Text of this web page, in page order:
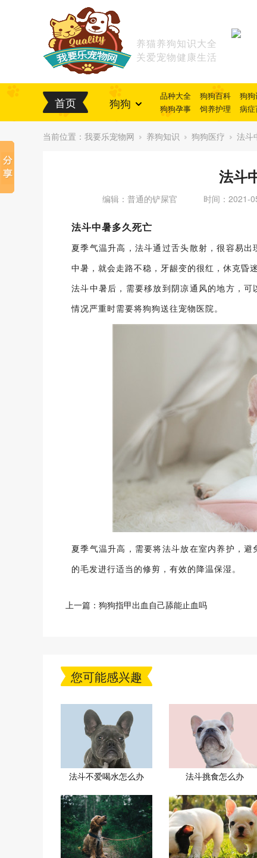
养猫养狗知识大全
关爱宠物健康生活
首页 狗狗 品种大全 狗狗百科 狗狗
狗狗孕事
饲养护理 病
当前位置： 我要乐宠物网 养狗知识 狗狗医疗 法斗
法斗
编辑：普通的铲屎官 时间：2021-
法斗中暑多久死亡
夏季气温升高，法斗通过舌头散射，很容易
中暑，就会走路不稳，牙龈变的很红，休克昏迷
法斗中暑后，需要移放到阴凉通风的地方，可
情况严重时需要将狗狗送往宠物医院。
夏季气温升高，需要将法斗放在室内养护，
的毛发进行适当的修剪，有效的降温保湿。
上一篇： 狗狗指甲出血自己舔能止血吗
您可能感兴趣
法斗不爱喝水怎么办 法斗挑食怎么办